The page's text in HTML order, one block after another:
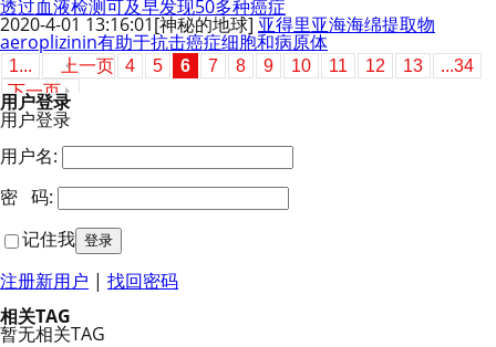
透过血液检测可及早发现50多种癌症
2020-4-01 13:16:01[神秘的地球] 亚得里亚海海绵提取物
aeroplizinin有助于抗击癌症细胞和病原体
1... 上一页 4 5 6 7 8 9 10 11 12 13
...34
下一页
用户登录
用户登录
用户名:
密 码:
记住我
注册新用户 | 找回密码
相关TAG
暂无相关TAG